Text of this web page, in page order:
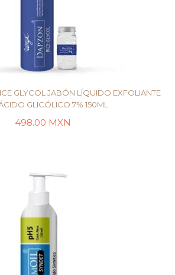
GLYCOL JABÓN LÍQUIDO EXFOLIANTE
GLICÓLICO 7% 150ML
498.00 MXN